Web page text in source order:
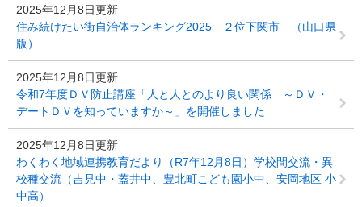
2025年12月8日更新
住み続けたい街自治体ランキング2025 ２位下関市 （山口県
版）
2025年12月8日更新
令和7年度ＤＶ防止講座「人と人とのより良い関係 ～ＤＶ・
デートＤＶを知っていますか～」を開催しました
2025年12月8日更新
わくわく地域連携教育だより（R7年12月8日）学校間交流・異
校種交流（吉見中・蓋井中、豊北町こども園小中、安岡地区 小
中高）